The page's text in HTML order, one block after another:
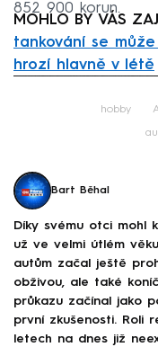
852 900 korun.
MOHLO BY VÁS
tankování se
hrozí hlavně v létě
hobby
Bart Běhal
Díky svému otci mohl
už ve velmi útlém
autům začal ještě
obživou, ale také
průkazu začínal jako
první zkušenosti. Roli
letech na dnes již